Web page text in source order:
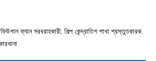
ফ্যান সরবরাহকারী, শিল্প কেন্দ্রাতিগ পাখা প্রস্তুতকারক,